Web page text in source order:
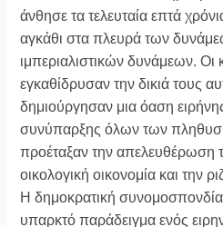
άνθησε τα τελευταία επτά
αγκάθι στα πλευρά των
ιμπεριαλιστικών δυνάμεων. Οι
εγκαθίδρυσαν την δικιά τους
δημιούργησαν μια όαση
συνύπαρξης όλων των
προέταξαν την απελευθέρωση
οικολογική οικονομία και την
Η δημοκρατική
υπαρκτό παράδειγμα ενός